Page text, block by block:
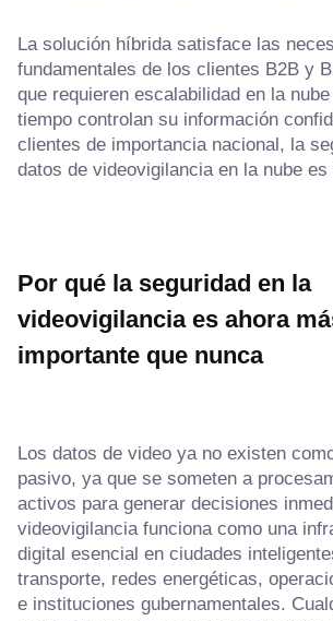
La solución híbrida satisface las
fundamentales de los clientes B2B y
que requieren escalabilidad en la
tiempo controlan su información
clientes de importancia nacional, la
datos de videovigilancia en la nube es
Por qué la seguridad en la
videovigilancia es ahora
importante que nunca
Los datos de video ya no existen
pasivo, ya que se someten a
activos para generar decisiones
videovigilancia funciona como una
digital esencial en ciudades
transporte, redes energéticas,
e instituciones gubernamentales.